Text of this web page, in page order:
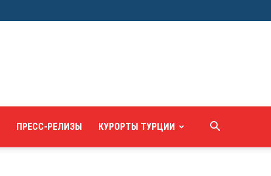
ПРЕСС-РЕЛИЗЫ КУРОРТЫ ТУРЦИИ